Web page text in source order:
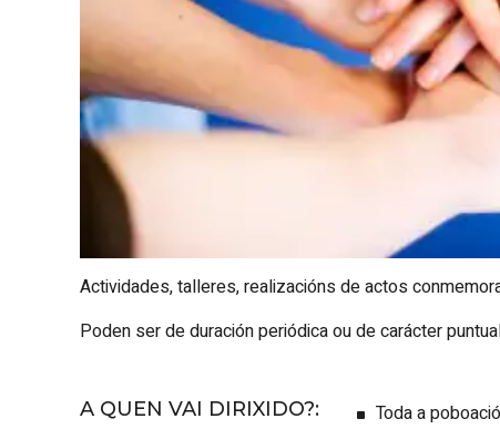
Actividades, talleres, realizacións de actos
Poden ser de duración periódica ou de carácter
A QUEN VAI DIRIXIDO?: Toda a